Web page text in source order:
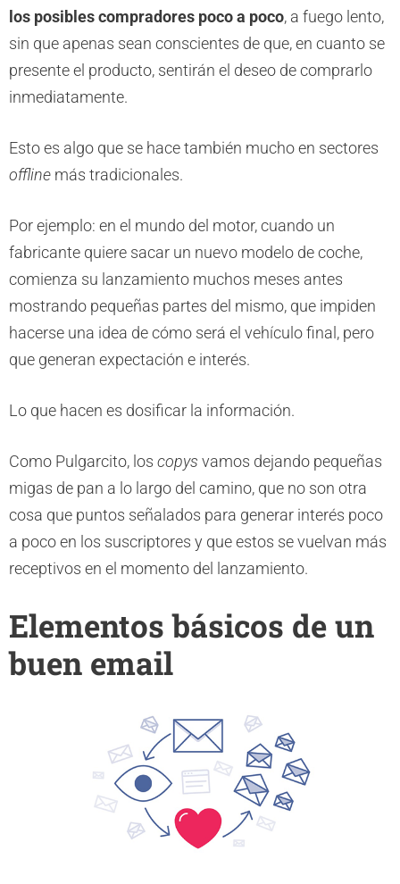
los posibles compradores poco a poco, a fuego lento,
sin que apenas sean conscientes de que, en cuanto se
presente el producto, sentirán el deseo de comprarlo
inmediatamente.
Esto es algo que se hace también mucho en sectores
offline más tradicionales.
Por ejemplo: en el mundo del motor, cuando un
fabricante quiere sacar un nuevo modelo de coche,
comienza su lanzamiento muchos meses antes
mostrando pequeñas partes del mismo, que impiden
hacerse una idea de cómo será el vehículo final, pero
que generan expectación e interés.
Lo que hacen es dosificar la información.
Como Pulgarcito, los copys vamos dejando pequeñas
migas de pan a lo largo del camino, que no son otra
cosa que puntos señalados para generar interés poco
a poco en los suscriptores y que estos se vuelvan más
receptivos en el momento del lanzamiento.
Elementos básicos de un
buen email